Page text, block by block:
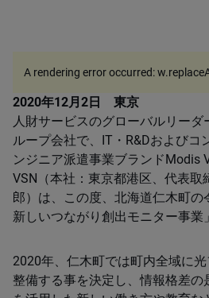
2020年12月2日 東京
人財サービスのグローバルリーダ
ループ会社で、IT・R&Dおよびコ
ンジニア派遣事業ブランドModis
VSN（本社：東京都港区、代表取
郎）は、この度、北海道仁木町の
新しいつながり創出モニター事業
2020年、仁木町では町内全域に
整備する事を決定し、情報格差の
A rendering error occurred: